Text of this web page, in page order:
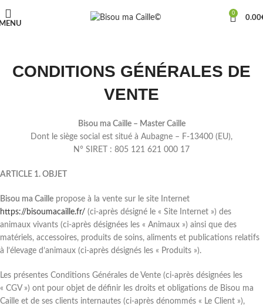
0
0.00
CONDITIONS GÉNÉRALES DE
VENTE
Bisou ma Caille – Master Caille
Dont le siège social est situé à Aubagne – F-13400 (EU),
N° SIRET : 805 121 621 000 17
ARTICLE 1. OBJET
Bisou ma Caille propose à la vente sur le site Internet
https://bisoumacaille.fr/ (ci-après désigné le « Site Internet ») des
animaux vivants (ci-après désignées les « Animaux ») ainsi que des
matériels, accessoires, produits de soins, aliments et publications relatifs
à l’élevage d’animaux (ci-après désignés les « Produits »).
Les présentes Conditions Générales de Vente (ci-après désignées les
« CGV ») ont pour objet de définir les droits et obligations de Bisou ma
Caille et de ses clients internautes (ci-après dénommés « Le Client »),